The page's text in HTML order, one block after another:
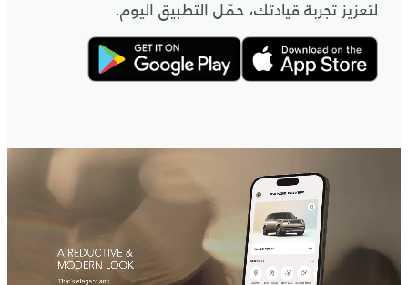
لتعزيز تجربة قيادتك، حمّل التطبيق اليوم.